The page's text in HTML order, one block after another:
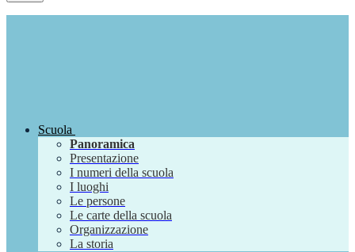
Scuola
Panoramica
Presentazione
I numeri della scuola
I luoghi
Le persone
Le carte della scuola
Organizzazione
La storia